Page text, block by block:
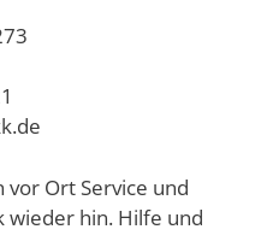
Ort Service und
wieder hin. Hilfe und